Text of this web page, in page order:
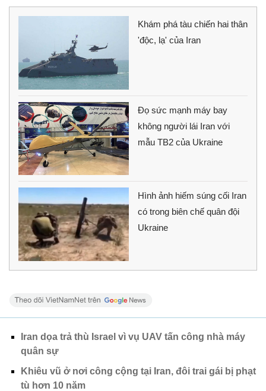
Khám phá tàu chiến hai thân
'độc, lạ' của Iran
Đọ sức mạnh máy bay
không người lái Iran với
mẫu TB2 của Ukraine
Hình ảnh hiếm súng cối Iran
có trong biên chế quân đội
Ukraine
Iran dọa trả thù Israel vì vụ UAV tấn công nhà máy
quân sự
Khiêu vũ ở nơi công cộng tại Iran, đôi trai gái bị phạt
tù hơn 10 năm